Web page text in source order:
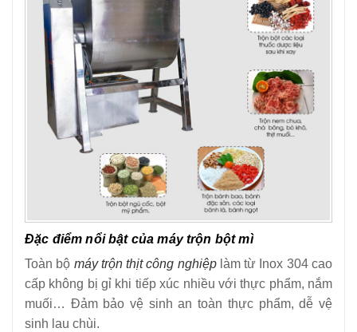
Đặc điểm nổi bật của máy trộn bột mì
Toàn bộ máy trộn thịt công nghiệplàm từ Inox 304 cao
cấp không bị gỉ khi tiếp xúc nhiều với thực phẩm, nắm
muối… Đảm bảo vệ sinh an toàn thực phẩm, dễ vệ
sinh lau chùi.